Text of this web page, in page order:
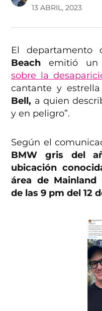
13 ABRIL, 2023
El
Beach emitió
sobre la
cantante y
Bell, a quien
y en peligro”.
Según el
BMW gris del
ubicación
área de Mainland
de las 9 pm del 12